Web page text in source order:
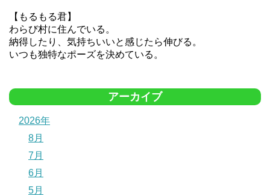
【もるもる君】
わらび村に住んでいる。
納得したり、気持ちいいと感じたら伸びる。
いつも独特なポーズを決めている。
アーカイブ
2026年
8月
7月
6月
5月